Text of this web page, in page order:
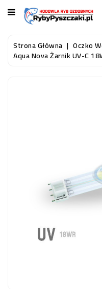
KATEGORIA
STRONA
GŁÓWNA
AKWARYSTYKA
Strona Główna Oczko
Aqua Nova Żarnik UV-C